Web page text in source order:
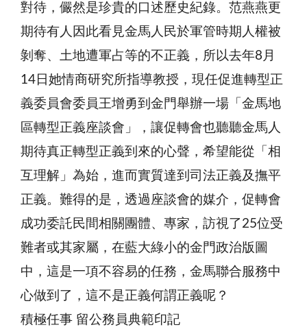
對待，儼然是珍貴的口述歷史紀錄。范燕燕更
期待有人因此看見金馬人民於軍管時期人權被
剝奪、土地遭軍占等的不正義，所以去年8月
14日她情商研究所指導教授，現任促進轉型正
義委員會委員王增勇到金門舉辦一場「金馬地
區轉型正義座談會」，讓促轉會也聽聽金馬人
期待真正轉型正義到來的心聲，希望能從「相
互理解」為始，進而實質達到司法正義及撫平
正義。難得的是，透過座談會的媒介，促轉會
成功委託民間相關團體、專家，訪視了25位受
難者或其家屬，在藍大綠小的金門政治版圖
中，這是一項不容易的任務，金馬聯合服務中
心做到了，這不是正義何謂正義呢？
積極任事 留公務員典範印記